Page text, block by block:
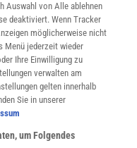
Auswahl von Alle ablehnen
deaktiviert. Wenn Tracker
möglicherweise nicht
Menü jederzeit wieder
Ihre Einwilligung zu
verwalten am
gelten innerhalb
Sie in unserer
um Folgendes